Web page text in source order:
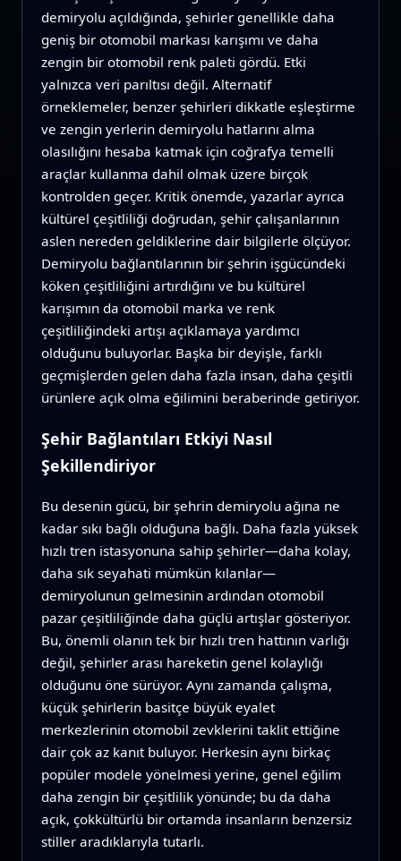
demiryolu açıldığında, şehirler genellikle daha
geniş bir otomobil markası karışımı ve daha
zengin bir otomobil renk paleti gördü. Etki
yalnızca veri parıltısı değil. Alternatif
örneklemeler, benzer şehirleri dikkatle eşleştirme
ve zengin yerlerin demiryolu hatlarını alma
olasılığını hesaba katmak için coğrafya temelli
araçlar kullanma dahil olmak üzere birçok
kontrolden geçer. Kritik önemde, yazarlar ayrıca
kültürel çeşitliliği doğrudan, şehir çalışanlarının
aslen nereden geldiklerine dair bilgilerle ölçüyor.
Demiryolu bağlantılarının bir şehrin işgücündeki
köken çeşitliliğini artırdığını ve bu kültürel
karışımın da otomobil marka ve renk
çeşitliliğindeki artışı açıklamaya yardımcı
olduğunu buluyorlar. Başka bir deyişle, farklı
geçmişlerden gelen daha fazla insan, daha çeşitli
ürünlere açık olma eğilimini beraberinde getiriyor.
Şehir Bağlantıları Etkiyi Nasıl
Şekillendiriyor
Bu desenin gücü, bir şehrin demiryolu ağına ne
kadar sıkı bağlı olduğuna bağlı. Daha fazla yüksek
hızlı tren istasyonuna sahip şehirler—daha kolay,
daha sık seyahati mümkün kılanlar—
demiryolunun gelmesinin ardından otomobil
pazar çeşitliliğinde daha güçlü artışlar gösteriyor.
Bu, önemli olanın tek bir hızlı tren hattının varlığı
değil, şehirler arası hareketin genel kolaylığı
olduğunu öne sürüyor. Aynı zamanda çalışma,
küçük şehirlerin basitçe büyük eyalet
merkezlerinin otomobil zevklerini taklit ettiğine
dair çok az kanıt buluyor. Herkesin aynı birkaç
popüler modele yönelmesi yerine, genel eğilim
daha zengin bir çeşitlilik yönünde; bu da daha
açık, çokkültürlü bir ortamda insanların benzersiz
stiller aradıklarıyla tutarlı.